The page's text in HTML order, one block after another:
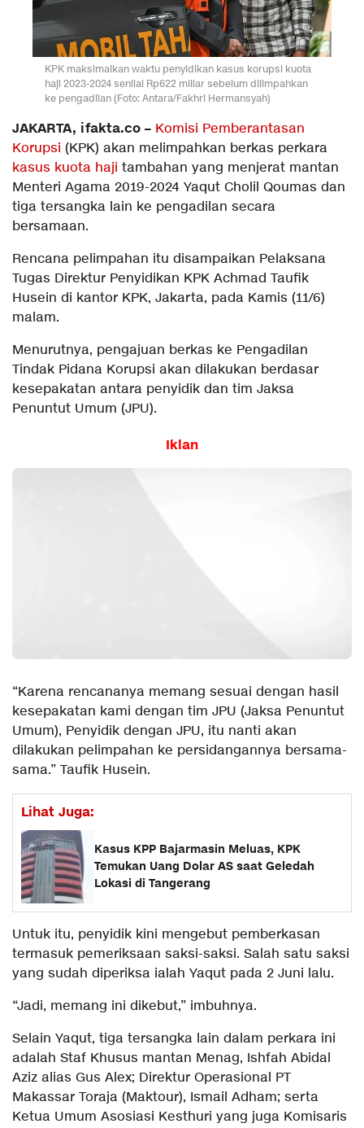
KPK maksimalkan waktu penyidikan kasus korupsi kuota
haji 2023-2024 senilai Rp622 miliar sebelum dilimpahkan
ke pengadilan (Foto: Antara/Fakhri Hermansyah)
JAKARTA, ifakta.co – Komisi Pemberantasan
Korupsi (KPK) akan melimpahkan berkas perkara
kasus kuota haji tambahan yang menjerat mantan
Menteri Agama 2019-2024 Yaqut Cholil Qoumas dan
tiga tersangka lain ke pengadilan secara
bersamaan.
Rencana pelimpahan itu disampaikan Pelaksana
Tugas Direktur Penyidikan KPK Achmad Taufik
Husein di kantor KPK, Jakarta, pada Kamis (11/6)
malam.
Menurutnya, pengajuan berkas ke Pengadilan
Tindak Pidana Korupsi akan dilakukan berdasar
kesepakatan antara penyidik dan tim Jaksa
Penuntut Umum (JPU).
Iklan
“Karena rencananya memang sesuai dengan hasil
kesepakatan kami dengan tim JPU (Jaksa Penuntut
Umum), Penyidik dengan JPU, itu nanti akan
dilakukan pelimpahan ke persidangannya bersama-
sama.” Taufik Husein.
Lihat Juga:
Kasus KPP Bajarmasin Meluas, KPK
Temukan Uang Dolar AS saat Geledah
Lokasi di Tangerang
Untuk itu, penyidik kini mengebut pemberkasan
termasuk pemeriksaan saksi-saksi. Salah satu saksi
yang sudah diperiksa ialah Yaqut pada 2 Juni lalu.
“Jadi, memang ini dikebut,” imbuhnya.
Selain Yaqut, tiga tersangka lain dalam perkara ini
adalah Staf Khusus mantan Menag, Ishfah Abidal
Aziz alias Gus Alex; Direktur Operasional PT
Makassar Toraja (Maktour), Ismail Adham; serta
Ketua Umum Asosiasi Kesthuri yang juga Komisaris